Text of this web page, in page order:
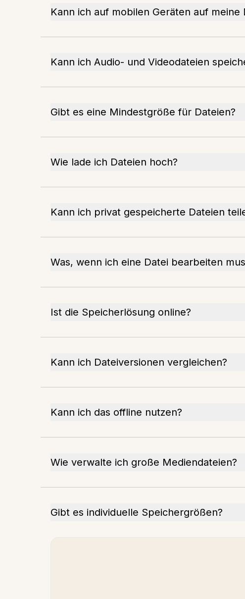
Kann ich auf mobilen Geräten auf meine
Kann ich Audio- und Videodateien
Gibt es eine Mindestgröße für Dateien?
Wie lade ich Dateien hoch?
Kann ich privat gespeicherte Dateien
Was, wenn ich eine Datei bearbeiten
Ist die Speicherlösung online?
Kann ich Dateiversionen vergleichen?
Kann ich das offline nutzen?
Wie verwalte ich große Mediendateien?
Gibt es individuelle Speichergrößen?